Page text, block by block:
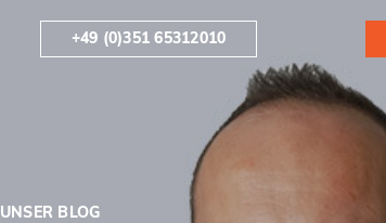
+49 (0)351 65312010
UNSER BLOG